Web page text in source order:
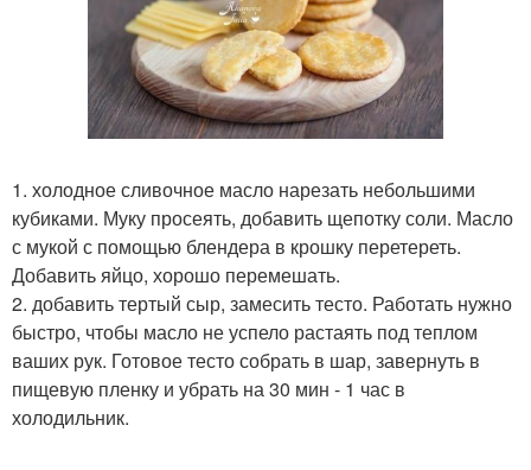
1. холодное сливочное масло нарезать небольшими
кубиками. Муку просеять, добавить щепотку соли. Масло
с мукой с помощью блендера в крошку перетереть.
Добавить яйцо, хорошо перемешать.
2. добавить тертый сыр, замесить тесто. Работать нужно
быстро, чтобы масло не успело растаять под теплом
ваших рук. Готовое тесто собрать в шар, завернуть в
пищевую пленку и убрать на 30 мин - 1 час в
холодильник.